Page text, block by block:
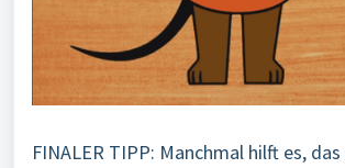
FINALER TIPP: Manchmal hilft es,